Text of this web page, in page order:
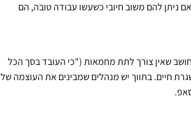
ניתן להם משוב חיובי כשעשו עבודה טובה, הם
שאין צורך לתת מחמאות ("כי העובד בסך הכל
חיים. בתווך יש מנהלים שמבינים את העוצמה של